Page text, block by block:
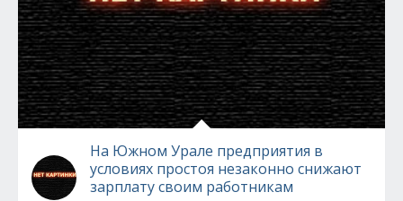
На Южном Урале предприятия в
условиях простоя незаконно снижают
зарплату своим работникам